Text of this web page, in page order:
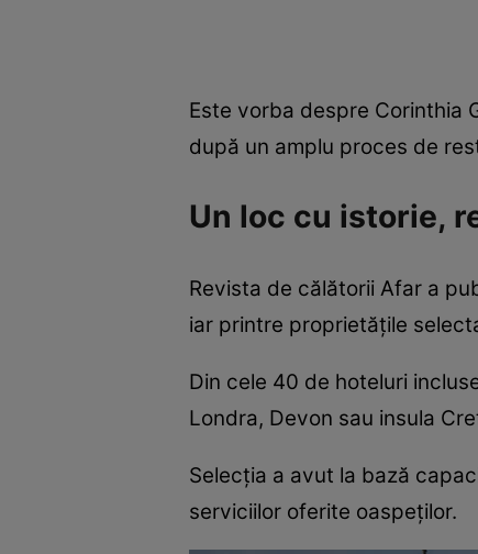
Este vorba despre Corinthia
după un amplu proces de
Un loc cu istorie,
Revista de călătorii Afar a
iar printre proprietățile
Din cele 40 de hoteluri
Londra, Devon sau insula
Selecția a avut la bază
serviciilor oferite oaspeților.